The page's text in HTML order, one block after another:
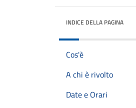
INDICE DELLA PAGINA
Cos'è
A chi è rivolto
Date e Orari